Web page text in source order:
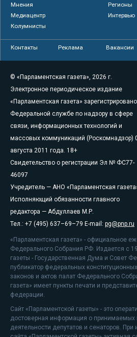
Мнения
Регионы
Медиацентр
Интервью
Колумнисты
Контакты Реклама Вакансии
© «Парламентская газета», 2026 г.
Электронное периодическое издание
«Парламентская газета»
Федеральной службе по надзору в сфере
связи, информационных технологий и
массовых коммуникаций (Роскомнадзор)
августа 2011 года. 18+
Свидетельство о регистрации Эл № ФС77-
46097
Учредитель — АНО «Парламентская
Исполняющий обязанности главного
редактора — Абдуллаев М.Р.
Тел.: +7 (495) 637–69–79 E-mail: pg@pnp.ru
«Парламентская газета» - официальное
Федерального Собрания РФ. Издается с
газеты - Государственная Дума и Совет
публикатор федеральных
законов и актов палат Федерального
газета» имеет пункты печати и
федерации.
Сайт «Парламентской газеты» - это
достоверная информация о принимаемых
деятельности депутатов и сенаторов.